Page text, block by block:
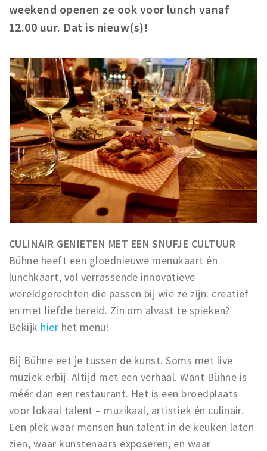
KORTING
Breda Student Shop
VRIJE TIJD
Sport
Nieuws
Agenda
Bezienswaardigheden
Musea, theaters & podia
Uitjes & activiteiten
Studentenroutes
Eten
Drinken
Slapen
Recreatief
Winkelgebieden
Parkeren
Inloggen
weekend openen ze ook voor lunch vanaf
12.00 uur. Dat is nieuw(s)!
CULINAIR GENIETEN MET EEN SNUFJE CULTUUR
Bühne heeft een gloednieuwe menukaart én
lunchkaart, vol verrassende innovatieve
wereldgerechten die passen bij wie ze zijn: creatief
en met liefde bereid. Zin om alvast te spieken?
Bekijk hier het menu!
Bij Bühne eet je tussen de kunst. Soms met live
muziek erbij. Altijd met een verhaal. Want Bühne is
méér dan een restaurant. Het is een broedplaats
voor lokaal talent – muzikaal, artistiek én culinair.
Een plek waar mensen hun talent in de keuken laten
zien, waar kunstenaars exposeren, en waar